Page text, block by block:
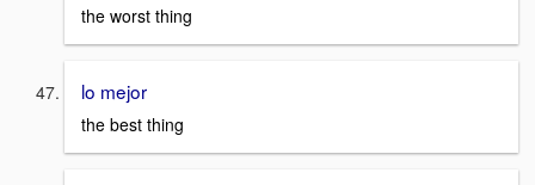
the worst thing
lo mejor
the best thing